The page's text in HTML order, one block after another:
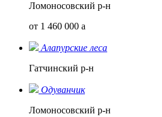
Ломоносовский р-н
от 1 460 000 a
Алапурские леса
Гатчинский р-н
Одуванчик
Ломоносовский р-н